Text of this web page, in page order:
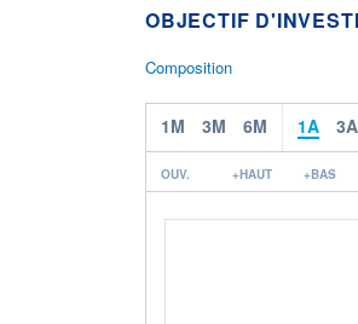
OBJECTIF
Composition
1M 3M 6M 1A 3A
OUV. +HAUT +BAS